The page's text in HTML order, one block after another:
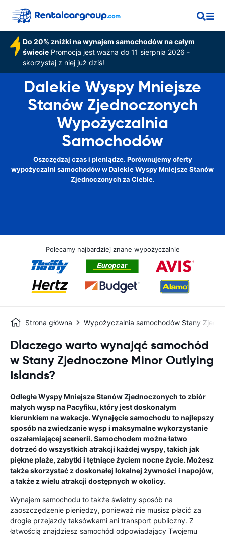
Do 20% zniżki na wynajem samochodów na całym
świeciePromocja jest ważna do 11 sierpnia 2026 -
skorzystaj z niej już dziś!
Dalekie Wyspy Mniejsze
Stanów Zjednoczonych
Wypożyczalnia
Samochodów
Oszczędzaj czas i pieniądze. Porównujemy oferty
wypożyczalni samochodów w Dalekie Wyspy Mniejsze Stanów
Zjednoczonych za Ciebie.
Polecamy najbardziej znane wypożyczalnie
Strona główna Wypożyczalnia samochodów Stany
Dlaczego warto wynająć samochód
w Stany Zjednoczone Minor Outlying
Islands?
Odległe Wyspy Mniejsze Stanów Zjednoczonych to zbiór
małych wysp na Pacyfiku, który jest doskonałym
kierunkiem na wakacje. Wynajęcie samochodu to najlepszy
sposób na zwiedzanie wysp i maksymalne wykorzystanie
oszałamiającej scenerii. Samochodem można łatwo
dotrzeć do wszystkich atrakcji każdej wyspy, takich jak
piękne plaże, zabytki i tętniące życiem nocne życie. Możesz
także skorzystać z doskonałej lokalnej żywności i napojów,
a także z wielu atrakcji dostępnych w okolicy.
Wynajem samochodu to także świetny sposób na
zaoszczędzenie pieniędzy, ponieważ nie musisz płacić za
drogie przejazdy taksówkami ani transport publiczny. Z
łatwością znajdziesz samochód odpowiadający Twojemu